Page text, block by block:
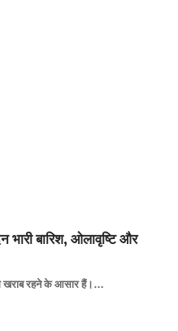
भारी बारिश, ओलावृष्टि और
खराब रहने के आसार हैं।…